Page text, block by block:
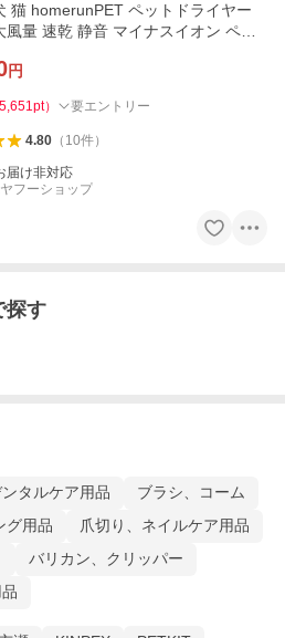
猫 homerunPET ペットドライヤー
風量 速乾 静音 マイナスイオン ペッ
円
5,651pt） 要エントリー
4.80（ 10件）
届け非対応
フーショップ
探す
タルケア用品
ブラシ、コーム
グ用品
爪切り、ネイルケア用品
バリカン、クリッパー